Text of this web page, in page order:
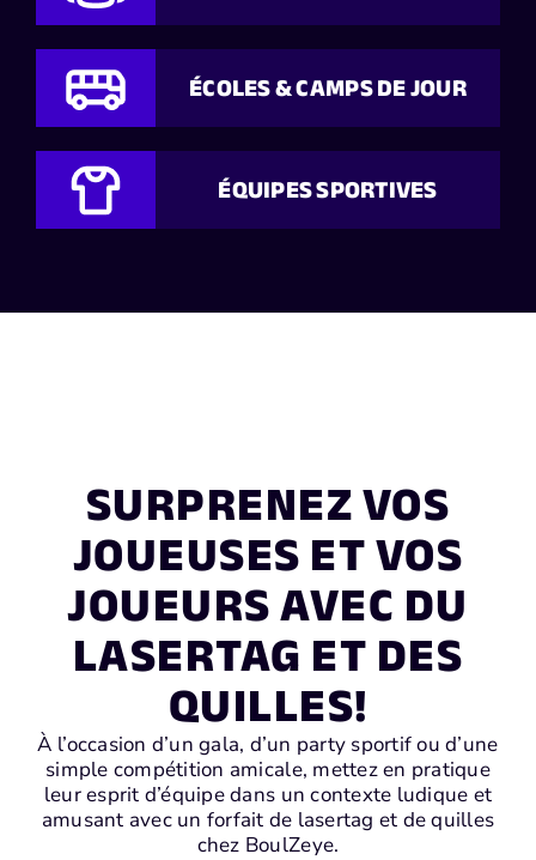
ÉCOLES & CAMPS DE JOUR
ÉQUIPES SPORTIVES
SURPRENEZ VOS
JOUEUSES ET VOS
JOUEURS AVEC DU
LASERTAG ET DES
QUILLES!
À l’occasion d’un gala, d’un party sportif ou d’une
simple compétition amicale, mettez en pratique
leur esprit d’équipe dans un contexte ludique et
amusant avec un forfait de lasertag et de quilles
chez BoulZeye.